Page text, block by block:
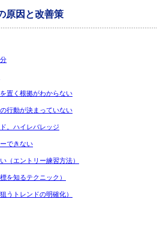
原因と改善策
置く根拠がわからない
行動が決まっていない
。ハイレバレッジ
できない
（エントリー練習方法）
を知るテクニック）
うトレンドの明確化）